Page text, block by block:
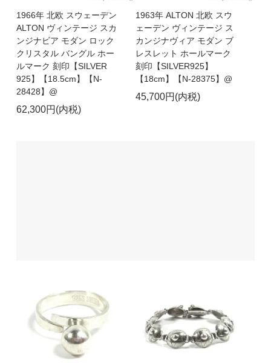
1966年 北欧 スウェーデン
ALTON ヴィンテージ スカ
ンジナビア モダン ロック
クリスタル バングル ホー
ルマーク 刻印【SILVER
925】【18.5cm】【N-
28428】@
62,300円(内税)
1963年 ALTON 北欧 スウ
ェーデン ヴィンテージ ス
カンジナヴィア モダン ブ
レスレット ホールマーク
刻印【SILVER925】
【18cm】【N-28375】@
45,700円(内税)